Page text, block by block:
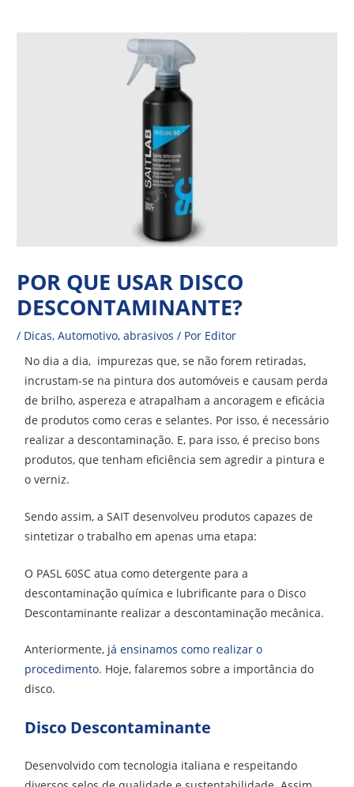
POR QUE USAR DISCO
DESCONTAMINANTE?
/ Dicas,Automotivo,abrasivos / Por Editor
No dia a dia, impurezas que, se não forem retiradas,
incrustam-se na pintura dos automóveis e causam perda
de brilho, aspereza e atrapalham a ancoragem e eficácia
de produtos como ceras e selantes. Por isso, é necessário
realizar a descontaminação. E, para isso, é preciso bons
produtos, que tenham eficiência sem agredir a pintura e
o verniz.
Sendo assim, a SAIT desenvolveu produtos capazes de
sintetizar o trabalho em apenas uma etapa:
O PASL 60SC atua como detergente para a
descontaminação química e lubrificante para o Disco
Descontaminante realizar a descontaminação mecânica.
Anteriormente, já ensinamos como realizar o
procedimento. Hoje, falaremos sobre a importância do
disco.
Disco Descontaminante
Desenvolvido com tecnologia italiana e respeitando